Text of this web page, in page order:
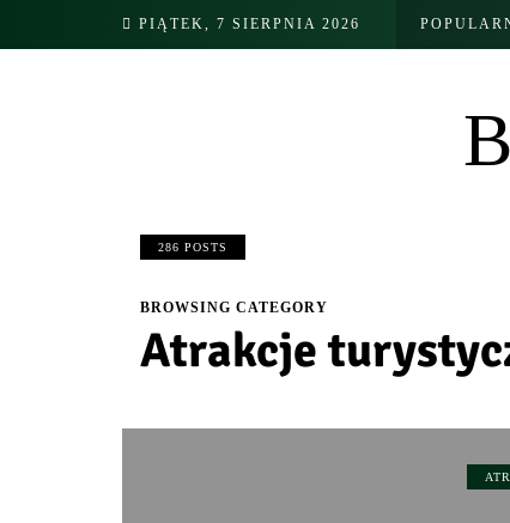
PIĄTEK, 7 SIERPNIA 2026
286 POSTS
BROWSING CATEGORY
Atrakcje